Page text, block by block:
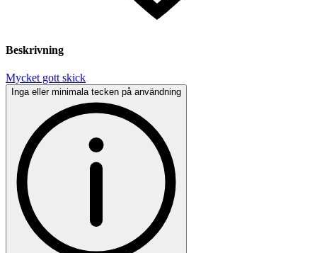
Beskrivning
Mycket gott skick
Inga eller minimala tecken på användning